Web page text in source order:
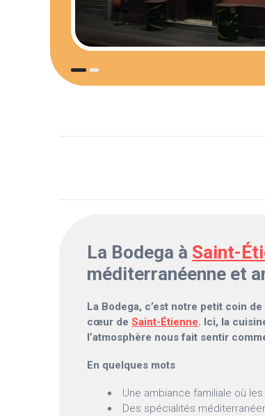
La Bodega à Saint-
méditerranéenne et
La Bodega, c’est notre petit coin
cœur deSaint-Étienne. Ici, la
l’atmosphère nous fait sentir
En quelques mots
Une ambiance familiale où
Des spécialités